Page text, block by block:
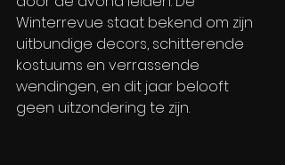
Winterrevue staat bekend om zijn
uitbundige decors, schitterende
kostuums en verrassende
wendingen, en dit jaar belooft
geen uitzondering te zijn.